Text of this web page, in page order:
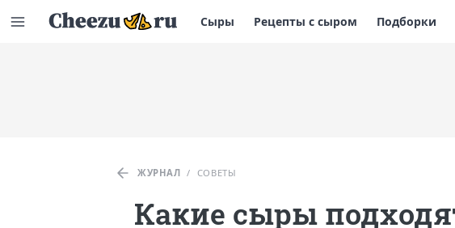
Сыры Рецепты с сыром Подборки
ЖУРНАЛ / СОВЕТЫ
Какие сыры